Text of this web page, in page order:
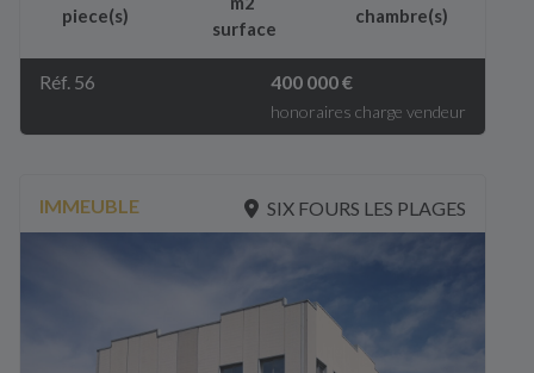
piece(s)
surface
chambre(s)
Réf. 56 400 000 €
honoraires charge vendeur
IMMEUBLE SIX FOURS LES PLAGES